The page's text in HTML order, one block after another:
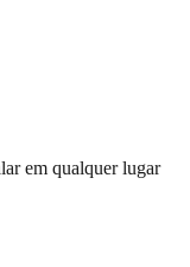
em qualquer lugar